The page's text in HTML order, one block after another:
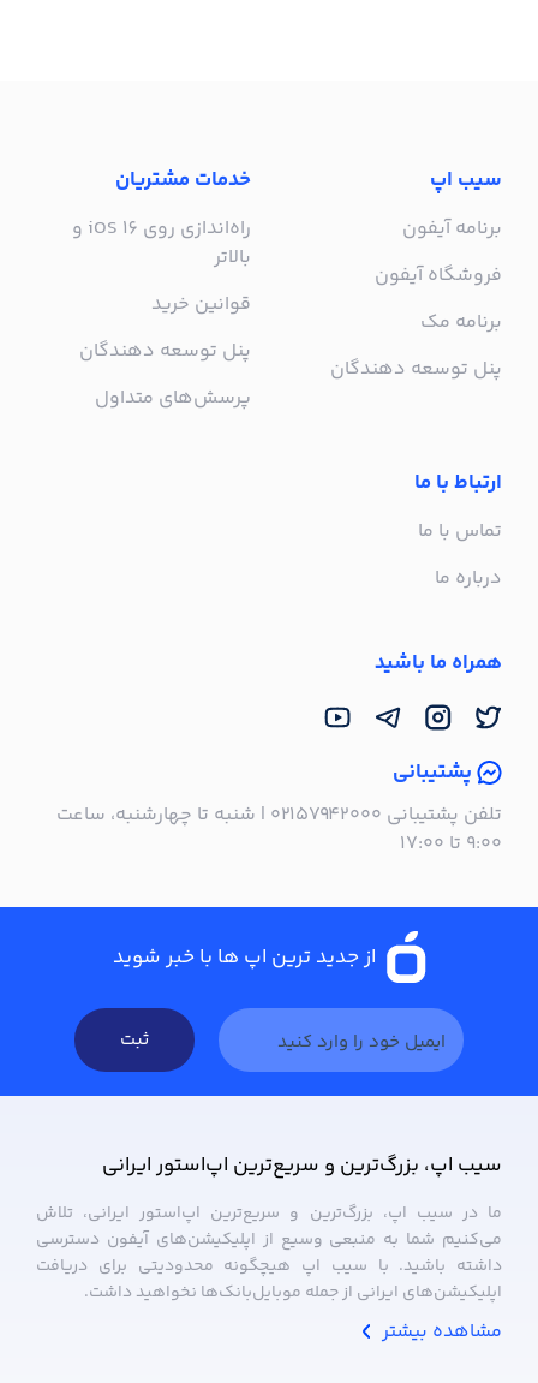
سیب اپ
برنامه آیفون
فروشگاه آیفون
برنامه مک
پنل توسعه دهندگان
خدمات مشتریان
راه‌اندازی روی iOS 16 و
بالاتر
قوانین خرید
پنل توسعه دهندگان
پرسش‌های متداول
ارتباط با ما
تماس با ما
درباره ما
همراه ما باشید
پشتیبانی
تلفن پشتیبانی ۰۲۱۵۷۹۴۲۰۰۰ | شنبه تا چهارشنبه، ساعت
۹:۰۰ تا ۱۷:۰۰
از جدید ترین اپ ها با خبر شوید
ثبت
سیب ‌اپ، بزرگ‌ترین و سریع‌ترین اپ‌استور ایرانی
ما در سیب ‌اپ، بزرگ‌ترین و سریع‌ترین اپ‌استور ایرانی، تلاش
می‌کنیم شما به منبعی وسیع از اپلیکیشن‌های آیفون دسترسی
داشته باشید. با سیب ‌اپ هیچگونه محدودیتی برای دریافت
اپلیکیشن‌های ایرانی از جمله موبایل‌بانک‌ها نخواهید داشت.
مشاهده بیشتر